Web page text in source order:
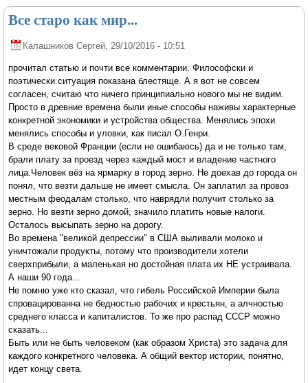
Все старо как мир...
Калашников Сергей , 29/10/2016 - 10:51
прочитал статью и почти все комментарии. Философски и
поэтически ситуация показана блестяще. А я вот не совсем
согласен, считаю что ничего принципиально нового мы не видим.
Просто в древние времена были иные способы наживы характерные
конкретной экономики и устройства общества. Менялись эпохи
менялись способы и уловки, как писал О.Генри.
В среде вековой Франции (если не ошибаюсь) да и не только там,
брали плату за проезд через каждый мост и владение частного
лица.Человек вёз на ярмарку в город зерно. Не доехав до города он
понял, что везти дальше не имеет смысла. Он заплатил за провоз
местным феодалам столько, что наврядли получит столько за
зерно. Но везти зерно домой, значило платить новые налоги.
Осталось высыпать зерно на дорогу.
Во времена "великой депрессии" в США выливали молоко и
уничтожали продукты, потому что производители хотели
сверхприбыли, а маленькая но достойная плата их НЕ устраивала.
А наши 90 года...
Не помню уже кто сказал, что гибель Российской Империи была
спровацированна не бедностью рабочих и крестьян, а алчностью
среднего класса и капиталистов. То же про распад СССР можно
сказать...
Быть или не быть человеком (как образом Христа) это задача для
каждого конкретного человека. А общий вектор истории, понятно,
идет концу света.